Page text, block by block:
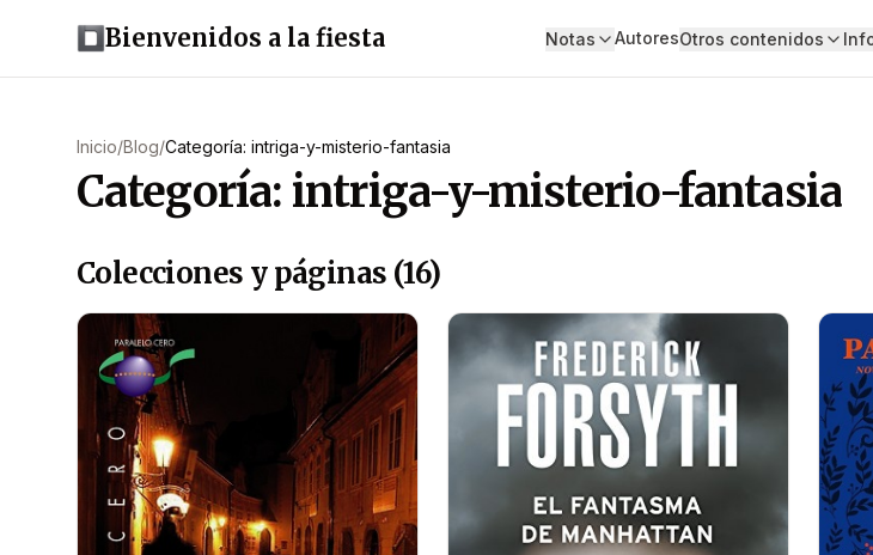
Bienvenidos a la fiesta Notas AutoresOtros contenidos
Inicio/Blog/Categoría: intriga-y-misterio-fantasia
Categoría: intriga-y-misterio-fantasia
Colecciones y páginas (16)